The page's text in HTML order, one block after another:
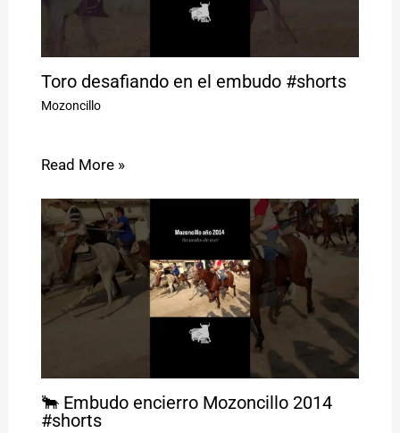
Toro desafiando en el embudo #shorts
Mozoncillo
Read More »
🐂 Embudo encierro Mozoncillo 2014
#shorts